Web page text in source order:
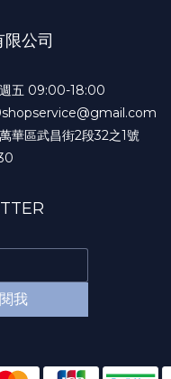
公司
五 09:00-18:00
華區武昌街2段32之1號
我